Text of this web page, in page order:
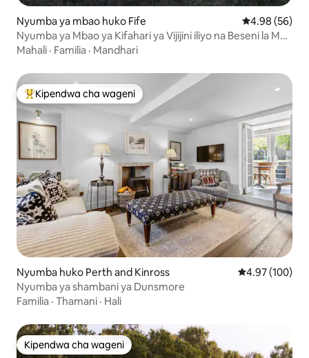
Nyumba ya mbao huko Fife Ukadiriaji wa
4.98 (56)
Nyumba ya Mbao ya Kifahari ya Vijijini iliyo na Beseni la Maji
Moto Lililofutwa
Mahali · Familia · Mandhari
Kipendwa maarufu cha wageni
Kipendwa cha wageni
Nyumba huko Perth and Kinross Ukadiriaji wa
4.97 (100)
Nyumba ya shambani ya Dunsmore
Familia · Thamani · Hali
Kipendwa cha wageni
Kipendwa cha wageni